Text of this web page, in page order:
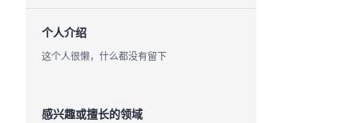
个人介绍
这个人很懒，什么都没有留下
感兴趣或擅长的领域